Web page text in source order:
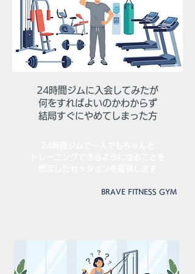
​24時間ジムに入会してみたが
何をすればよいのかわからず
​結局すぐにやめてしまった方
​BRAVE FITNESS GYM